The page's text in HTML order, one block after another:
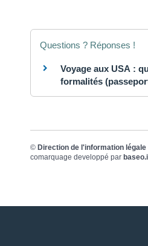
Questions ? Réponses !
Voyage aux USA :
formalités
© Direction de l'information
comarquage developpé par